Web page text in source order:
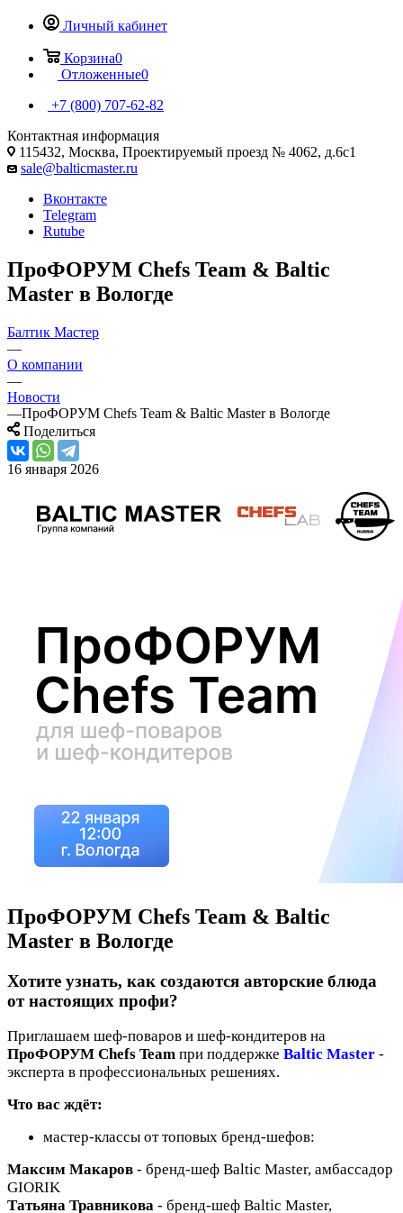
Личный кабинет
Корзина0
Отложенные0
+7 (800) 707-62-82
Контактная информация
115432, Москва, Проектируемый проезд № 4062, д.6с1
sale@balticmaster.ru
Вконтакте
Telegram
Rutube
ПроФОРУМ Chefs Team & Baltic
Master в Вологде
Балтик Мастер
—
О компании
—
Новости
—ПроФОРУМ Chefs Team & Baltic Master в Вологде
Поделиться
16 января 2026
ПроФОРУМ Chefs Team & Baltic
Master в Вологде
Хотите узнать, как создаются авторские блюда
от настоящих профи?
Приглашаем шеф‑поваров и шеф‑кондитеров на
ПроФОРУМ Chefs Team при поддержке Baltic Master -
эксперта в профессиональных решениях.
Что вас ждёт:
мастер‑классы от топовых бренд‑шефов:
Максим Макаров - бренд‑шеф Baltic Master, амбассадор
GIORIK
Татьяна Травникова - бренд‑шеф Baltic Master,